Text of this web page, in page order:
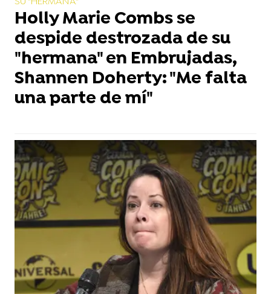
Holly Marie Combs se
despide destrozada de su
"hermana" en Embrujadas,
Shannen Doherty: "Me falta
una parte de mí"